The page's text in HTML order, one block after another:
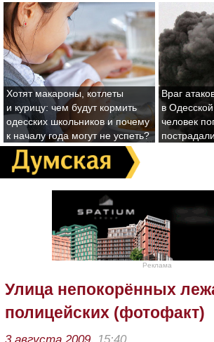
Хотят макароны, котлеты
и курицу: чем будут кормить
одесских школьников и почему
к началу года могут не успеть?
Враг
в
человек
пострадали
Реклама
Улица непокорённых
полицейских (фотофакт)
3 августа 2009, 15:40